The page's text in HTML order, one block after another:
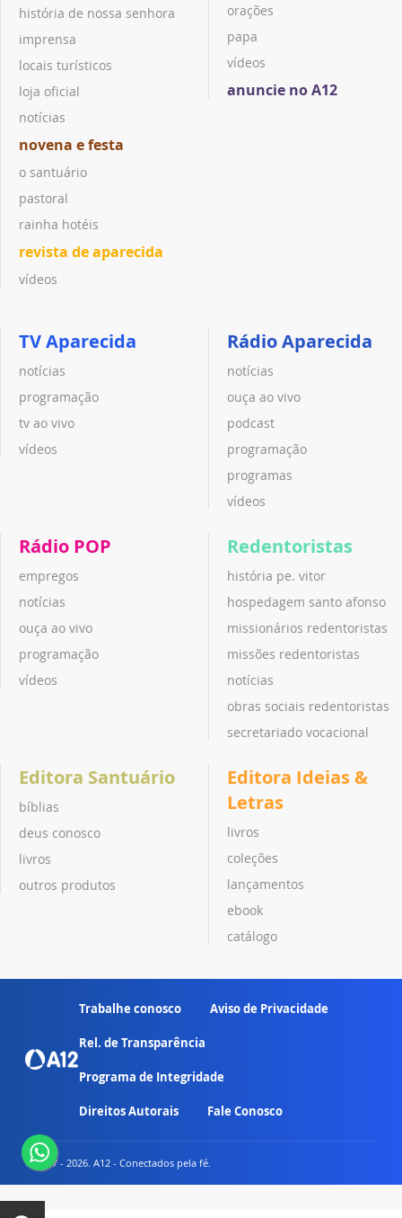
história de nossa senhora
imprensa
locais turísticos
loja oficial
notícias
novena e festa
o santuário
pastoral
rainha hotéis
revista de aparecida
vídeos
orações
papa
vídeos
anuncie no A12
TV Aparecida
notícias
programação
tv ao vivo
vídeos
Rádio Aparecida
notícias
ouça ao vivo
podcast
programação
programas
vídeos
Rádio POP
empregos
notícias
ouça ao vivo
programação
vídeos
Redentoristas
história pe. vitor
hospedagem santo afonso
missionários redentoristas
missões redentoristas
notícias
obras sociais redentoristas
secretariado vocacional
Editora Santuário
bíblias
deus conosco
livros
outros produtos
Editora Ideias &
Letras
livros
coleções
lançamentos
ebook
catálogo
Trabalhe conosco Aviso de Privacidade
Rel. de Transparência
Programa de Integridade
Direitos Autorais Fale Conosco
© 2007 - 2026. A12 - Conectados pela fé.